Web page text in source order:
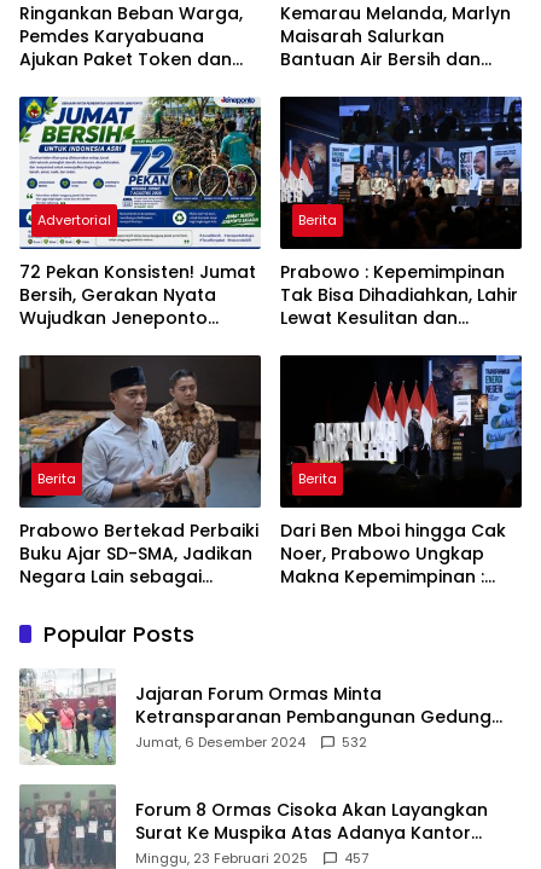
Ringankan Beban Warga,
Pemdes Karyabuana
Ajukan Paket Token dan
PLN
Kemarau Melanda, Marlyn
Maisarah Salurkan
Bantuan Air Bersih dan
Babakan Madang
Advertorial
72 Pekan Konsisten! Jumat
Bersih, Gerakan Nyata
Wujudkan Jeneponto
ASRI
Berita
Prabowo : Kepemimpinan
Tak Bisa Dihadiahkan, Lahir
Lewat Kesulitan dan
Berita
Prabowo Bertekad Perbaiki
Buku Ajar SD-SMA, Jadikan
Negara Lain sebagai
Berita
Dari Ben Mboi hingga Cak
Noer, Prabowo Ungkap
Makna Kepemimpinan :
Popular Posts
Jajaran Forum Ormas Minta
Ketransparanan Pembangunan Gedung
Damkar Di Kecamatan Cisoka
Jumat, 6 Desember 2024 532
Forum 8 Ormas Cisoka Akan Layangkan
Surat Ke Muspika Atas Adanya Kantor
Matel di Cisoka
Minggu, 23 Februari 2025 457